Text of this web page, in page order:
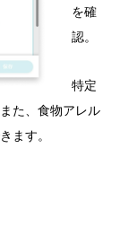
を確
認。
特定
た、食物アレル
ます。